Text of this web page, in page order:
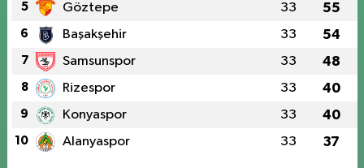
5 Göztepe 33 55
6 Başakşehir 33 54
7 Samsunspor 33 48
8 Rizespor 33 40
9 Konyaspor 33 40
10 Alanyaspor 33 37